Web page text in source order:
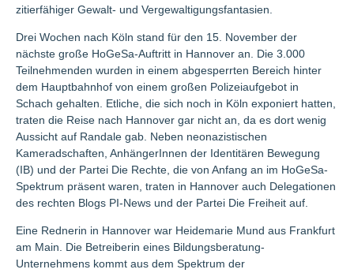
zitierfähiger Gewalt- und Vergewaltigungsfantasien.
Drei Wochen nach Köln stand für den 15. November der
nächste große HoGeSa-Auftritt in Hannover an. Die 3.000
Teilnehmenden wurden in einem abgesperrten Bereich hinter
dem Hauptbahnhof von einem großen Polizeiaufgebot in
Schach gehalten. Etliche, die sich noch in Köln exponiert hatten,
traten die Reise nach Hannover gar nicht an, da es dort wenig
Aussicht auf Randale gab. Neben neonazistischen
Kameradschaften, AnhängerInnen der Identitären Bewegung
(IB) und der Partei Die Rechte, die von Anfang an im HoGeSa-
Spektrum präsent waren, traten in Hannover auch Delegationen
des rechten Blogs PI-News und der Partei Die Freiheit auf.
Eine Rednerin in Hannover war Heidemarie Mund aus Frankfurt
am Main. Die Betreiberin eines Bildungsberatung-
Unternehmens kommt aus dem Spektrum der